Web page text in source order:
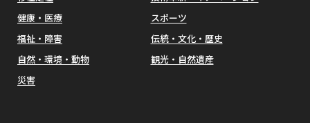
健康・医療
スポーツ
福祉・障害
伝統・文化・歴史
自然・環境・動物
観光・自然遺産
災害